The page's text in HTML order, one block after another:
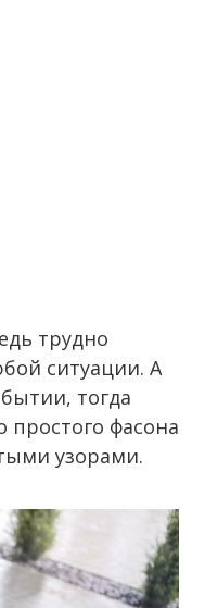
трудно
ситуации. А
тогда
простого фасона
узорами.